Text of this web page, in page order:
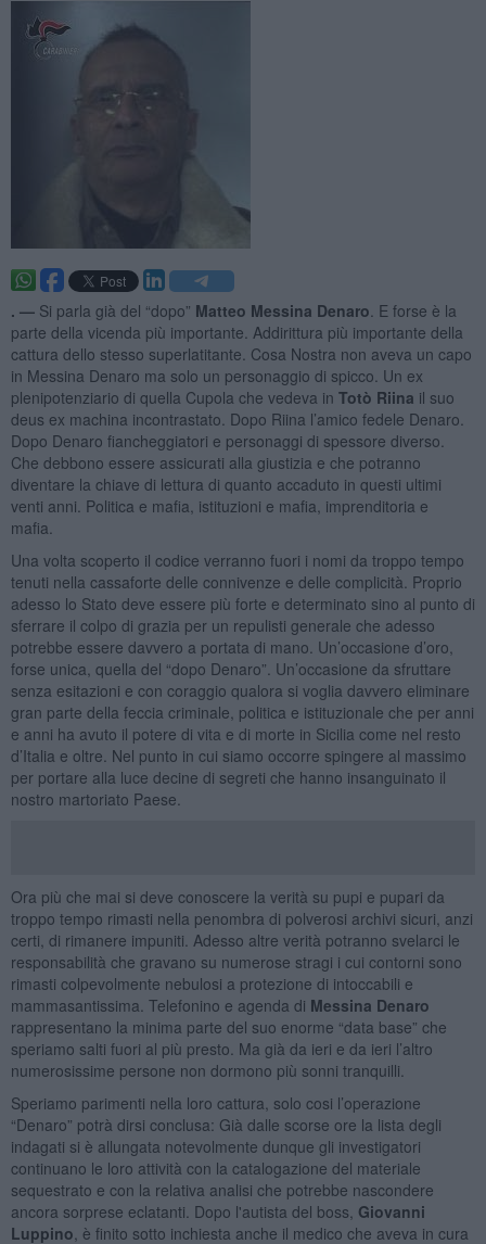
. — Si parla già del “dopo” Matteo Messina Denaro . E forse è la
parte della vicenda più importante. Addirittura più importante della
cattura dello stesso superlatitante. Cosa Nostra non aveva un capo
in Messina Denaro ma solo un personaggio di spicco. Un ex
plenipotenziario di quella Cupola che vedeva in Totò Riina il suo
deus ex machina incontrastato. Dopo Riina l’amico fedele Denaro.
Dopo Denaro fiancheggiatori e personaggi di spessore diverso.
Che debbono essere assicurati alla giustizia e che potranno
diventare la chiave di lettura di quanto accaduto in questi ultimi
venti anni. Politica e mafia, istituzioni e mafia, imprenditoria e
mafia.
Una volta scoperto il codice verranno fuori i nomi da troppo tempo
tenuti nella cassaforte delle connivenze e delle complicità. Proprio
adesso lo Stato deve essere più forte e determinato sino al punto di
sferrare il colpo di grazia per un repulisti generale che adesso
potrebbe essere davvero a portata di mano. Un’occasione d’oro,
forse unica, quella del “dopo Denaro”. Un’occasione da sfruttare
senza esitazioni e con coraggio qualora si voglia davvero eliminare
gran parte della feccia criminale, politica e istituzionale che per anni
e anni ha avuto il potere di vita e di morte in Sicilia come nel resto
d’Italia e oltre. Nel punto in cui siamo occorre spingere al massimo
per portare alla luce decine di segreti che hanno insanguinato il
nostro martoriato Paese.
Ora più che mai si deve conoscere la verità su pupi e pupari da
troppo tempo rimasti nella penombra di polverosi archivi sicuri, anzi
certi, di rimanere impuniti. Adesso altre verità potranno svelarci le
responsabilità che gravano su numerose stragi i cui contorni sono
rimasti colpevolmente nebulosi a protezione di intoccabili e
mammasantissima. Telefonino e agenda di Messina Denaro
rappresentano la minima parte del suo enorme “data base” che
speriamo salti fuori al più presto. Ma già da ieri e da ieri l’altro
numerosissime persone non dormono più sonni tranquilli.
Speriamo parimenti nella loro cattura, solo cosi l’operazione
“Denaro” potrà dirsi conclusa: Già dalle scorse ore la lista degli
indagati si è allungata notevolmente dunque gli investigatori
continuano le loro attività con la catalogazione del materiale
sequestrato e con la relativa analisi che potrebbe nascondere
ancora sorprese eclatanti. Dopo l'autista del boss, Giovanni
Luppino , è finito sotto inchiesta anche il medico che aveva in cura